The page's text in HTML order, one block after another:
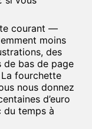
courant —
moins
des
de bas de page
fourchette
nous donnez
d’euro
du temps à